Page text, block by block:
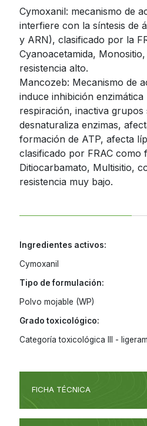
Cymoxanil: mecanismo de
interfiere con la síntesis de
y ARN), clasificado por la
Cyanoacetamida,
resistencia alto.
Mancozeb: Mecanismo de
induce inhibición
respiración, inactiva
desnaturaliza enzimas,
formación de ATP, afecta
clasificado por FRAC como
Ditiocarbamato, Multisitio,
resistencia muy bajo.
Ingredientes activos:
Cymoxanil
Tipo de formulación:
Polvo mojable (WP)
Grado toxicológico:
Categoría toxicológica III -
FICHA TÉCNICA